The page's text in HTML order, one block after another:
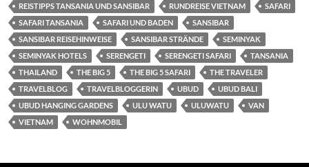
REISTIPPS TANSANIA UND SANSIBAR
RUNDREISE VIETNAM
SAFARI
SAFARI TANSANIA
SAFARI UND BADEN
SANSIBAR
SANSIBAR REISEHINWEISE
SANSIBAR STRÄNDE
SEMINYAK
SEMINYAK HOTELS
SERENGETI SERENGETI SAFARI
TANSANIA
THAILAND
THE BIG 5 THE BIG 5 SAFARI
THE TRAVELER
TRAVELBLOG
TRAVELBLOGGERIN UBUD
UBUD BALI
UBUD HANGING GARDENS
ULU WATU ULUWATU
VAN
VIETNAM
WOHNMOBIL